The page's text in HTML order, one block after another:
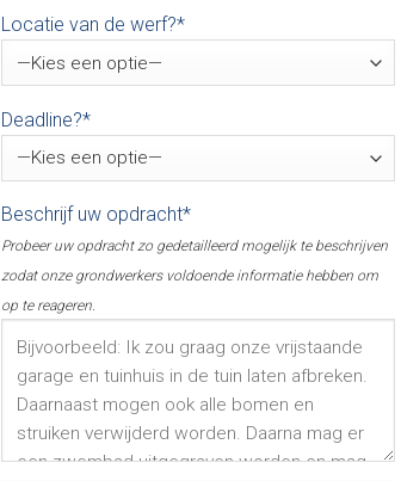
Locatie van de werf?*
Deadline?*
Beschrijf uw opdracht*
Probeer uw opdracht zo gedetailleerd mogelijk te beschrijven
zodat onze grondwerkers voldoende informatie hebben om
op te reageren.